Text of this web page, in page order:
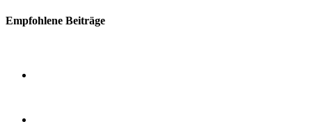
Empfohlene Beiträge